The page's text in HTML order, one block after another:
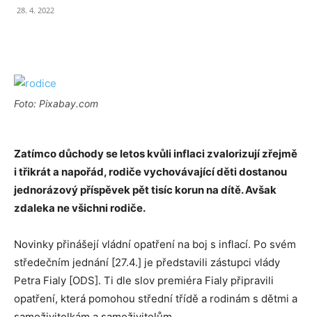
28. 4. 2022
Foto: Pixabay.com
Zatímco důchody se letos kvůli inflaci zvalorizují zřejmě
i třikrát a napořád, rodiče vychovávající děti dostanou
jednorázový příspěvek pět tisíc korun na dítě. Avšak
zdaleka ne všichni rodiče.
Novinky přinášejí vládní opatření na boj s inflací. Po svém
středečním jednání [27.4.] je představili zástupci vlády
Petra Fialy [ODS]. Ti dle slov premiéra Fialy připravili
opatření, která pomohou střední třídě a rodinám s dětmi a